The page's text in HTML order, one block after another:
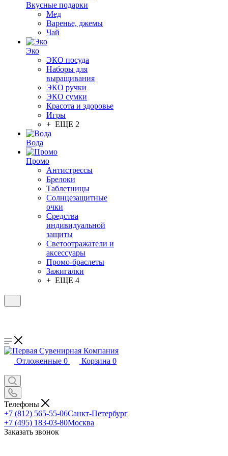
Вкусные подарки
Мед
Варенье, джемы
Чай
Эко
ЭКО посуда
Наборы для
выращивания
ЭКО ручки
ЭКО сумки
Красота и здоровье
Игры
+ ЕЩЕ 2
Вода
Промо
Антистрессы
Брелоки
Таблетницы
Солнцезащитные
очки
Средства
индивидуальной
защиты
Светоотражатели и
аксессуары
Промо-браслеты
Зажигалки
+ ЕЩЕ 4
Отложенные 0 Корзина 0
Телефоны
+7 (812) 565-55-06Санкт-Петербург
+7 (495) 183-03-80Москва
Заказать звонок